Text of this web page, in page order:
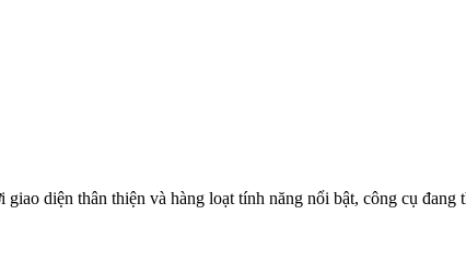
diện thân thiện và hàng loạt tính năng nổi bật, công cụ đang